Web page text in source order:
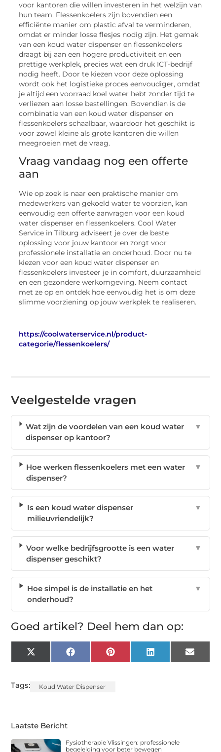
voor kantoren die willen investeren in het welzijn van
hun team. Flessenkoelers zijn bovendien een
efficiënte manier om plastic afval te verminderen,
omdat er minder losse flesjes nodig zijn. Het gemak
van een koud water dispenser en flessenkoelers
draagt bij aan een hogere productiviteit en een
prettige werkplek, precies wat een druk ICT-bedrijf
nodig heeft. Door te kiezen voor deze oplossing
wordt ook het logistieke proces eenvoudiger, omdat
je altijd een voorraad koel water hebt zonder tijd te
verliezen aan losse bestellingen. Bovendien is de
combinatie van een koud water dispenser en
flessenkoelers schaalbaar, waardoor het geschikt is
voor zowel kleine als grote kantoren die willen
meegroeien met de vraag.
Vraag vandaag nog een offerte
aan
Wie op zoek is naar een praktische manier om
medewerkers van gekoeld water te voorzien, kan
eenvoudig een offerte aanvragen voor een koud
water dispenser en flessenkoelers. Cool Water
Service in Tilburg adviseert je over de beste
oplossing voor jouw kantoor en zorgt voor
professionele installatie en onderhoud. Door nu te
kiezen voor een koud water dispenser en
flessenkoelers investeer je in comfort, duurzaamheid
en een gezondere werkomgeving. Neem contact
met ze op en ontdek hoe eenvoudig het is om deze
slimme voorziening op jouw werkplek te realiseren.
https://coolwaterservice.nl/product-
categorie/flessenkoelers/
Veelgestelde vragen
Wat zijn de voordelen van een koud water
dispenser op kantoor?
▼
Hoe werken flessenkoelers met een water
dispenser?
▼
Is een koud water dispenser
milieuvriendelijk?
▼
Voor welke bedrijfsgrootte is een water
dispenser geschikt?
▼
Hoe simpel is de installatie en het
onderhoud?
▼
Goed artikel? Deel hem dan op:
X
(Twitter)
FacebookPinterest LinkedIn Email
Tags: Koud Water Dispenser
Laatste Bericht
Fysiotherapie Vlissingen: professionele
begeleiding voor beter bewegen